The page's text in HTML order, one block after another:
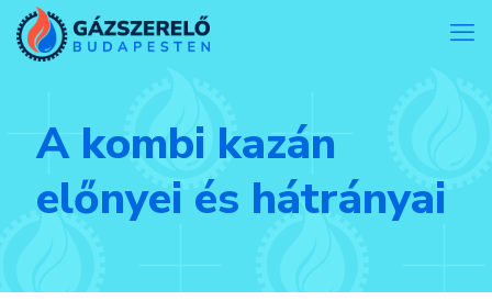
A kombi kazán
előnyei és hátrányai